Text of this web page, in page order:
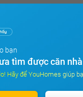
Bếp từ âm
Máy rửa
Xem thêm
bạn
tìm được căn
Hãy để YouHomes giúp